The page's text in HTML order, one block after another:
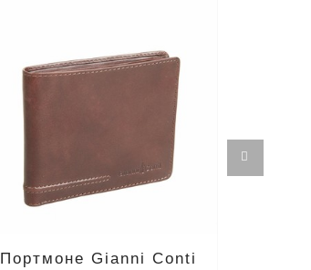
Портмоне Gianni Conti